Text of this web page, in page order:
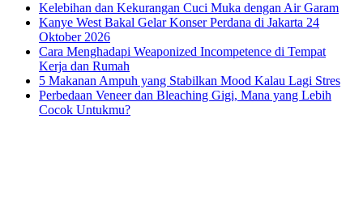
Kelebihan dan Kekurangan Cuci Muka dengan Air Garam
Kanye West Bakal Gelar Konser Perdana di Jakarta 24
Oktober 2026
Cara Menghadapi Weaponized Incompetence di Tempat
Kerja dan Rumah
5 Makanan Ampuh yang Stabilkan Mood Kalau Lagi Stres
Perbedaan Veneer dan Bleaching Gigi, Mana yang Lebih
Cocok Untukmu?